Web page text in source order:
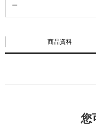
商品資料
您